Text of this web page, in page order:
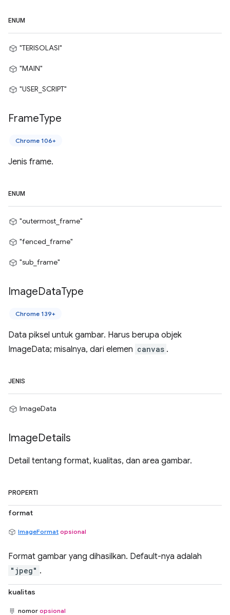
ENUM
"TERISOLASI"
"MAIN"
"USER_SCRIPT"
FrameType
Chrome 106+
Jenis frame.
ENUM
"outermost_frame"
"fenced_frame"
"sub_frame"
ImageDataType
Chrome 139+
Data piksel untuk gambar. Harus berupa objek
ImageData; misalnya, dari elemen canvas .
JENIS
ImageData
ImageDetails
Detail tentang format, kualitas, dan area gambar.
PROPERTI
format
ImageFormat opsional
Format gambar yang dihasilkan. Default-nya adalah
"jpeg" .
kualitas
nomor opsional